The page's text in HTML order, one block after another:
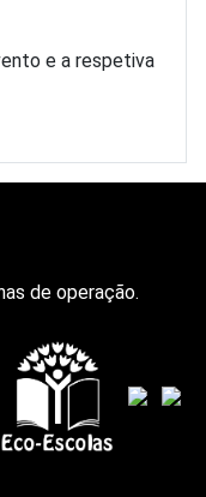
e a respetiva
de operação.